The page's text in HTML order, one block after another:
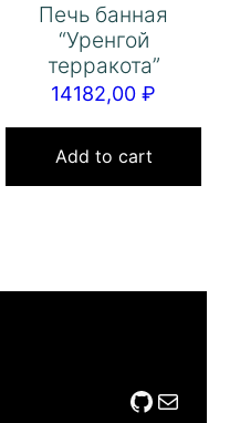
Печь банная
“Уренгой
терракота”
14182,00₽
Add to cart
GitHub
Mail